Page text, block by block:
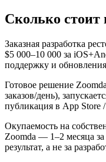
Сколько стоит
Заказная разработка
$5 000–10 000 за
поддержку и
Готовое решение
заказов/день),
публикация в App Store
Окупаемость на
Zoomda — 1–2 месяца за
результат, а не за